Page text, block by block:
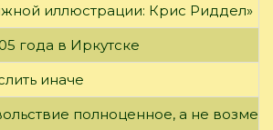
иллюстрации: Крис Риддел»
года в Иркутске
иначе
полноценное, а не